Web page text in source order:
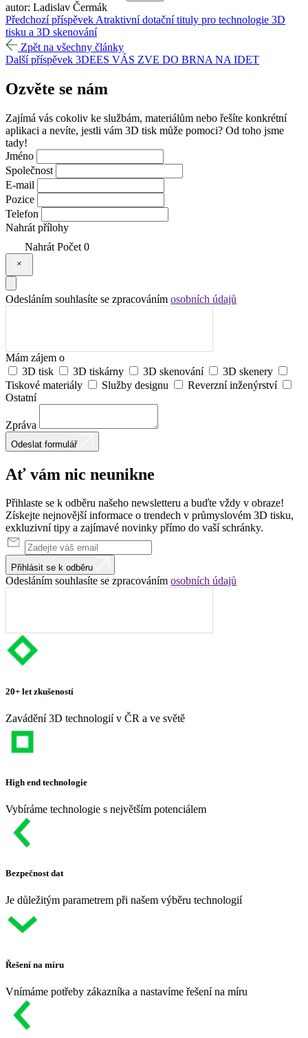
autor: Ladislav Čermák
Předchozí příspěvek Atraktivní dotační tituly pro technologie 3D
tisku a 3D skenování
Zpět na všechny články
Další příspěvek 3DEES VÁS ZVE DO BRNA NA IDET
Ozvěte se nám
Zajímá vás cokoliv ke službám, materiálům nebo řešíte konkrétní
aplikaci a nevíte, jestli vám 3D tisk může pomoci? Od toho jsme
tady!
Jméno
Společnost
E-mail
Pozice
Telefon
Nahrát přílohy
Nahrát Počet 0
Odesláním souhlasíte se zpracováním osobních údajů
Mám zájem o
3D tisk
3D tiskárny 3D skenování
3D skenery
Tiskové materiály
Služby designu
Reverzní inženýrství
Ostatní
Zpráva
Odeslat formulář
Ať vám nic neunikne
Přihlaste se k odběru našeho newsletteru a buďte vždy v obraze!
Získejte nejnovější informace o trendech v průmyslovém 3D tisku,
exkluzivní tipy a zajímavé novinky přímo do vaší schránky.
Přihlásit se k odběru
Odesláním souhlasíte se zpracováním osobních údajů
20+ let zkušeností
Zavádění 3D technologií v ČR a ve světě
High end technologie
Vybíráme technologie s největším potenciálem
Bezpečnost dat
Je důležitým parametrem při našem výběru technologií
Řešení na míru
Vnímáme potřeby zákazníka a nastavíme řešení na míru